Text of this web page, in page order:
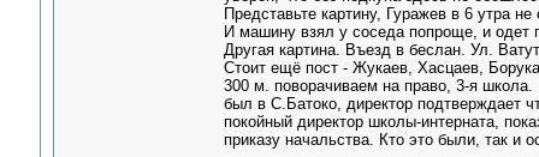
Представьте картину, Гуражев в 6 утра
И машину взял у соседа попроще, и одет
Другая картина. Въезд в беслан. Ул.
Стоит ещё пост - Жукаев, Хасцаев,
300 м. поворачиваем на право, 3-я
был в С.Батоко, директор подтверждает
покойный директор школы-интерната,
приказу начальства. Кто